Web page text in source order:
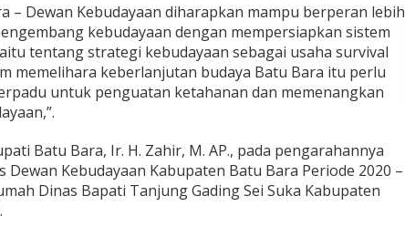
– Dewan Kebudayaan diharapkan mampu berperan lebih
kebudayaan dengan mempersiapkan sistem
tentang strategi kebudayaan sebagai usaha survival
memelihara keberlanjutan budaya Batu Bara itu perlu
untuk penguatan ketahanan dan memenangkan
Batu Bara, Ir. H. Zahir, M. AP., pada pengarahannya
Kebudayaan Kabupaten Batu Bara Periode 2020 –
Dinas Bapati Tanjung Gading Sei Suka Kabupaten